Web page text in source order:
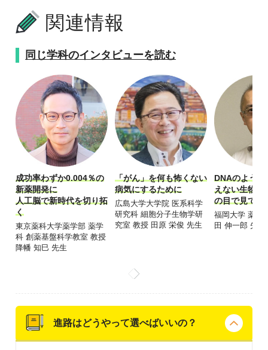
関連情報
同じ学科のインタビューを読む
成功率わずか0.004％の
新薬開発に
人工脳で新時代を切り拓
く
東京薬科大学薬学部 薬学
科 創薬基盤科学教室 教授
降幡 知巳 先生
「がん」を何も怖くない
病気にするために
広島大学大学院 医系科学
研究科 細胞分子生物学研
究室 教授 田原 栄俊 先生
DNAのような
えない生物の
の目で見て解
福岡大学 薬学
田 伸一郎 先生
進路はどうやって選べばいいの？